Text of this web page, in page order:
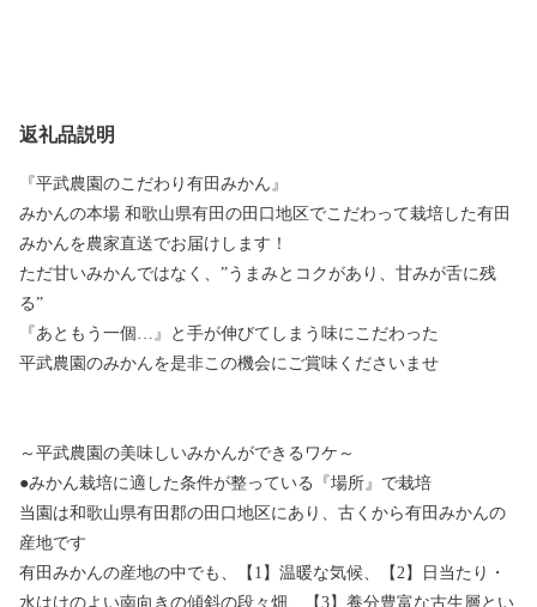
返礼品説明
『平武農園のこだわり有田みかん』
みかんの本場 和歌山県有田の田口地区でこだわって栽培した有田
みかんを農家直送でお届けします！
ただ甘いみかんではなく、”うまみとコクがあり、甘みが舌に残
る”
『あともう一個…』と手が伸びてしまう味にこだわった
平武農園のみかんを是非この機会にご賞味くださいませ
～平武農園の美味しいみかんができるワケ～
●みかん栽培に適した条件が整っている『場所』で栽培
当園は和歌山県有田郡の田口地区にあり、古くから有田みかんの
産地です
有田みかんの産地の中でも、【1】温暖な気候、【2】日当たり・
水はけのよい南向きの傾斜の段々畑、【3】養分豊富な古生層とい